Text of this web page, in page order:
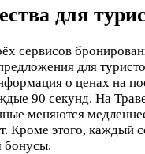
для
сервисов
для
о ценах на
90 секунд. На
меняются
Кроме этого, каждый
бонусы.